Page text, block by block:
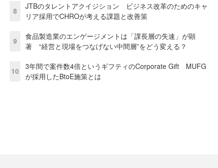
8
JTBのタレントアクイジション ビジネス改革のためのキャ
リア採用でCHROが考える課題と改善策
9
食品製造業のエンゲージメントは「課長層の失速」が顕
著 “経営と現場をつなげない中間層”をどう変える？
10
3年間で案件数4倍というギフティのCorporate Gift MUFG
が採用したBtoE施策とは